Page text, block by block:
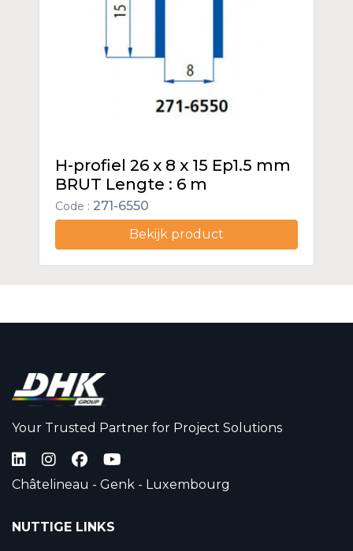
H-profiel 26 x 8 x 15 Ep1.5 mm
BRUT Lengte : 6 m
Code : 271-6550
Bekijk product
Your Trusted Partner for Project Solutions
Châtelineau - Genk - Luxembourg
NUTTIGE LINKS